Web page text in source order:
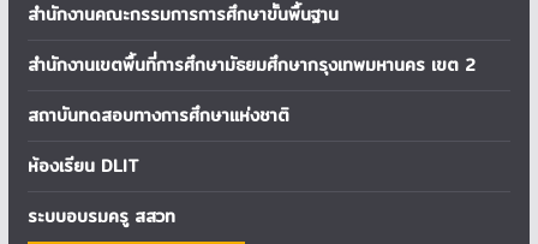
สำนักงานคณะกรรมการการศึกษาขั้นพื้นฐาน
สำนักงานเขตพื้นที่การศึกษามัธยมศึกษากรุงเทพมหานคร เขต 2
สถาบันทดสอบทางการศึกษาแห่งชาติ
ห้องเรียน DLIT
ระบบอบรมครู สสวท